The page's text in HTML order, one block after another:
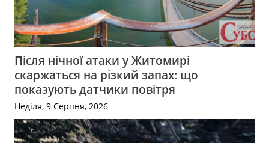
Після нічної атаки у Житомирі
скаржаться на різкий запах: що
показують датчики повітря
Неділя, 9 Серпня, 2026